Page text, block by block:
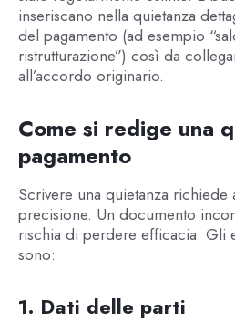
inseriscano nella quietanza
del pagamento (ad esempio
ristrutturazione”) così da
all’accordo originario.
Come si redige una
pagamento
Scrivere una quietanza richiede
precisione. Un documento
rischia di perdere efficacia. Gli
sono:
1. Dati delle parti